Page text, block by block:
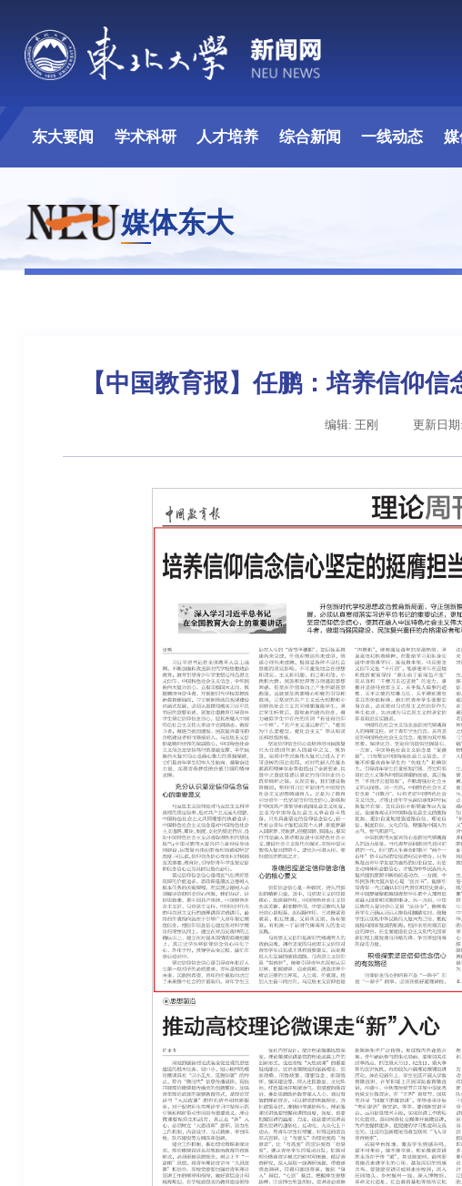
东大要闻 学术科研 人才培养 综合新闻 一线动态
媒体东大
【中国教育报】任鹏：培养信仰
编辑: 王刚 更新日期
辽宁省卓越工程师培养联合体在东北大学成立 习近平给东北